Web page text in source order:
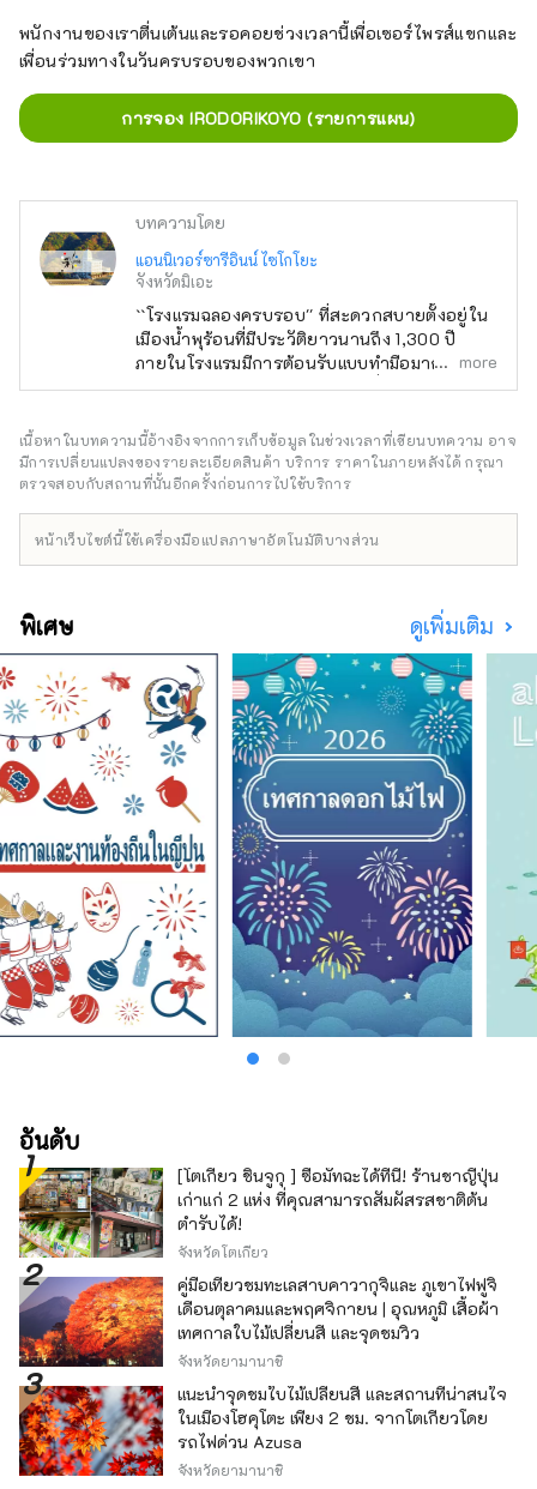
พนักงานของเราตื่นเต้นและรอคอยช่วงเวลานี้เพื่อเซอร์ไพรส์แขกและ
เพื่อนร่วมทางในวันครบรอบของพวกเขา
การจอง IRODORIKOYO (รายการแผน)
บทความโดย
แอนนิเวอร์ซารีอินน์ ไซโกโยะ
จังหวัดมิเอะ
``โรงแรมฉลองครบรอบ'' ที่สะดวกสบายตั้งอยู่ใน
เมืองน้ำพุร้อนที่มีประวัติยาวนานถึง 1,300 ปี
ภายในโรงแรมมีการต้อนรับแบบทำมือมากมายที่
สร้างสรรค์โดยพนักงานรุ่นเยาว์ที่ทำงานใกล้ชิด
โดยรถยนต์ประมาณ 60 นาทีจากตัวเมืองนาโก
ย่า และประมาณ 30 นาทีจากนางาชิมะรีสอร์ท
ยานาบานะ โนะ ซาโตะ และซูซูกะเซอร์กิต
ในท้องถิ่นและบริโภคในท้องถิ่นก็เต็มไปด้วยเสน่ห์
more
เนื้อหาในบทความนี้อ้างอิงจากการเก็บข้อมูลในช่วงเวลาที่เขียนบทความ อาจ
มีการเปลี่ยนแปลงของรายละเอียดสินค้า บริการ ราคาในภายหลังได้ กรุณา
ตรวจสอบกับสถานที่นั้นอีกครั้งก่อนการไปใช้บริการ
หน้าเว็บไซต์นี้ใช้เครื่องมือแปลภาษาอัตโนมัติบางส่วน
พิเศษ ดูเพิ่มเติม
อันดับ
[โตเกียว ชินจูกุ ] ซื้อมัทฉะได้ที่นี่! ร้านชาญี่ปุ่น
เก่าแก่ 2 แห่ง ที่คุณสามารถสัมผัสรสชาติต้น
ตำรับได้!
จังหวัดโตเกียว
คู่มือเที่ยวชมทะเลสาบคาวากุจิและ ภูเขาไฟฟูจิ
เดือนตุลาคมและพฤศจิกายน | อุณหภูมิ เสื้อผ้า
เทศกาลใบไม้เปลี่ยนสี และจุดชมวิว
จังหวัดยามานาชิ
แนะนำจุดชมใบไม้เปลี่ยนสี และสถานที่น่าสนใจ
ในเมืองโฮคุโตะ เพียง 2 ชม. จากโตเกียวโดย
รถไฟด่วน Azusa
จังหวัดยามานาชิ